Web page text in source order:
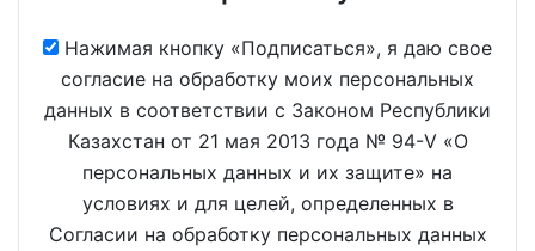
Нажимая кнопку «Подписаться», я даю свое
согласие на обработку моих персональных
данных в соответствии с Законом Республики
Казахстан от 21 мая 2013 года № 94-V «О
персональных данных и их защите» на
условиях и для целей, определенных в
Согласии на обработку персональных данных